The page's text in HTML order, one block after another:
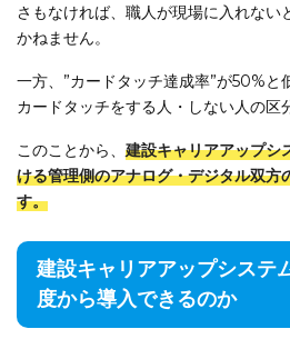
さもなければ、職人が現場に入れない
かねません。
一方、”カードタッチ達成率”が50%と
カードタッチをする人・しない人の区
このことから、 建設キャリアアップシ
ける管理側のアナログ・デジタル双方
す。
建設キャリアアップシステ
度から導入できるのか